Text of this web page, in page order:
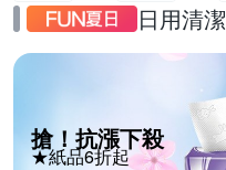
日用清潔
搶！抗漲下殺
★紙品6折起